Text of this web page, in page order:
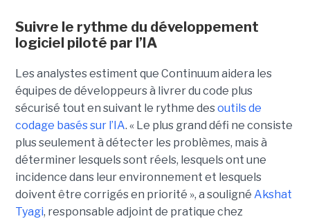
Suivre le rythme du développement
logiciel piloté par l’IA
Les analystes estiment que Continuum aidera les
équipes de développeurs à livrer du code plus
sécurisé tout en suivant le rythme desoutils de
codage basés sur l’IA. « Le plus grand défi ne consiste
plus seulement à détecter les problèmes, mais à
déterminer lesquels sont réels, lesquels ont une
incidence dans leur environnement et lesquels
doivent être corrigés en priorité », a souligné Akshat
Tyagi, responsable adjoint de pratique chez